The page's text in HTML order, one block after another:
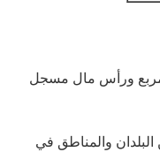
مساحة 100،000 متر مربع ، مع ورشة عمل بمساحة 25،000 متر مربع ورأس مال مسجل
البلدان والمناطق في